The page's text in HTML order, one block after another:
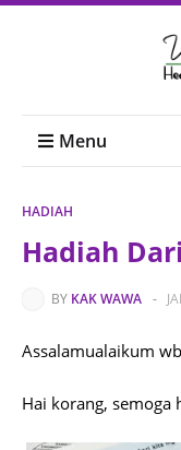
Menu
HADIAH
Hadiah
BY KAK WAWA -
Assalamualaikum
Hai korang, semoga